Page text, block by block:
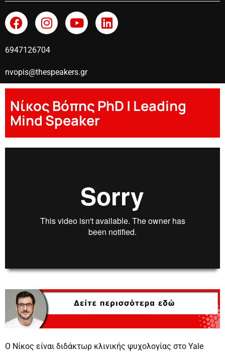
Νίκος Βόπης PhD | Leading
Mind Speaker
Ο Νίκος είναι διδάκτωρ κλινικής ψυχολογίας στο Yale
6947126704
nvopis@thespeakers.gr